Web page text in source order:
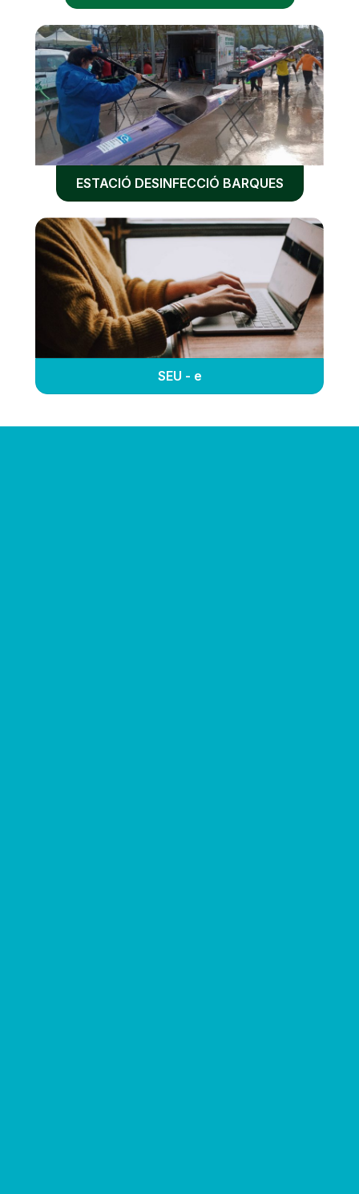
ESTACIÓ DESINFECCIÓ BARQUES
SEU - e